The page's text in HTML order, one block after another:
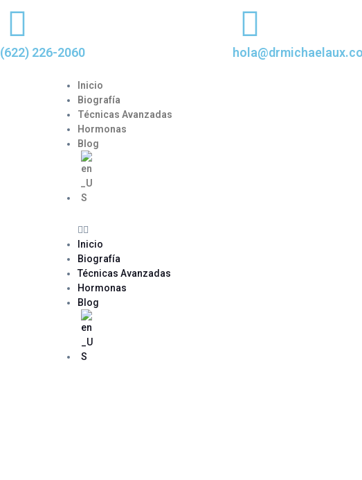
(622) 226-2060
Inicio
Biografía
Técnicas Avanzadas
Hormonas
Blog
Inicio
Biografía
Técnicas Avanzadas
Hormonas
Blog